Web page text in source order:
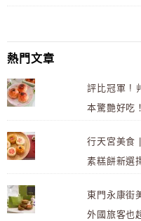
熱門文章
評比冠軍 !
本驚艷好吃！
行天宮美食
素糕餅新選
東門永康街
外國旅客也